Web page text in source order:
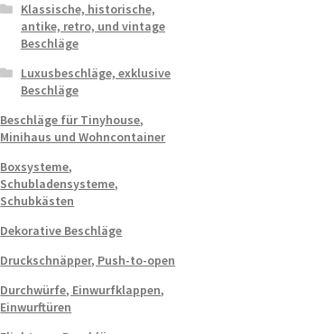
Klassische, historische,
antike, retro, und vintage
Beschläge
Luxusbeschläge, exklusive
Beschläge
Beschläge für Tinyhouse,
Minihaus und Wohncontainer
Boxsysteme,
Schubladensysteme,
Schubkästen
Dekorative Beschläge
Druckschnäpper, Push-to-open
Durchwürfe, Einwurfklappen,
Einwurftüren